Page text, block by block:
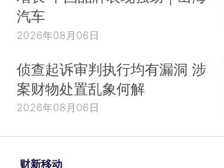
汽车
2026年08月06日
侦查起诉审判执行均有漏洞 涉
案财物处置乱象何解
2026年08月06日
财新移动